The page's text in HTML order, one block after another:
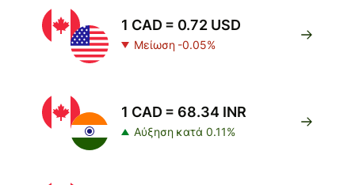
1 CAD = 0.72 USD
Μείωση -0.05%
1 CAD = 68.34 INR
Αύξηση κατά 0.11%